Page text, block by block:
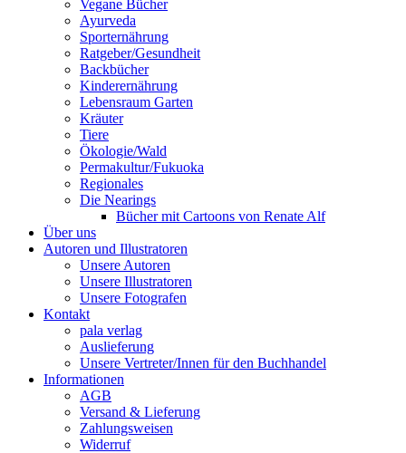
Vegane Bücher
Ayurveda
Sporternährung
Ratgeber/Gesundheit
Backbücher
Kinderernährung
Lebensraum Garten
Kräuter
Tiere
Ökologie/Wald
Permakultur/Fukuoka
Regionales
Die Nearings
Bücher mit Cartoons von Renate Alf
Über uns
Autoren und Illustratoren
Unsere Autoren
Unsere Illustratoren
Unsere Fotografen
Kontakt
pala verlag
Auslieferung
Unsere Vertreter/Innen für den Buchhandel
Informationen
AGB
Versand & Lieferung
Zahlungsweisen
Widerruf